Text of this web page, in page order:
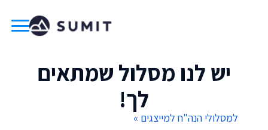
יש לנו מסלול שמתאים
לך!
למסלולי הנה"ח למייצגים »